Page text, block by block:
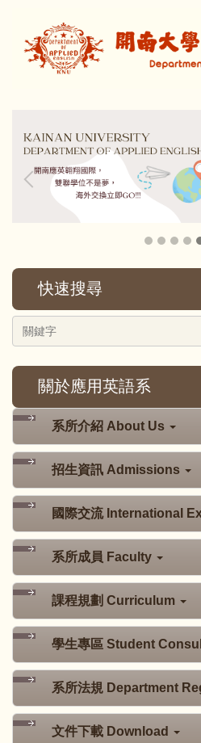
快速搜尋
關於應用英語系
系所介紹 About Us
招生資訊 Admissions
國際交流 International
系所成員 Faculty
課程規劃 Curriculum
學生專區 Student
系所法規 Department
文件下載 Download